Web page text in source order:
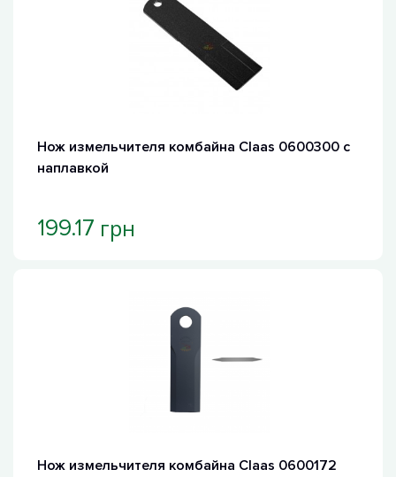
Нож измельчителя комбайна Claas 0600300 с
наплавкой
199.17 грн
Нож измельчителя комбайна Claas 0600172